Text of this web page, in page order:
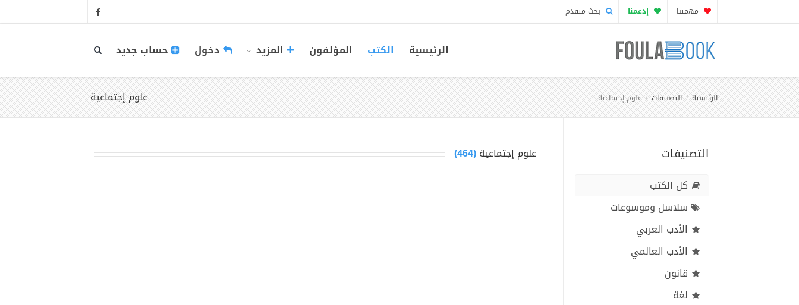
مهمتنا إدعمنا بحث متقدم
الرئيسية الكتب المؤلفون المزيد دخول حساب جديد
علوم إجتماعية الرئيسية التصنيفات علوم إجتماعية
التصنيفات
كل الكتب
سلاسل وموسوعات
الأدب العربي
الأدب العالمي
قانون
لغة
علوم إجتماعية(464)